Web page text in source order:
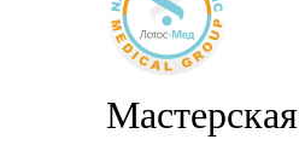
Мастерская